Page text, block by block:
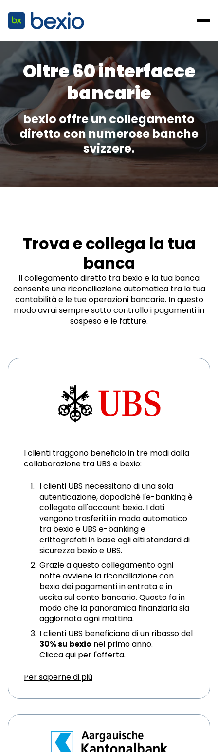
Oltre 60 interfacce
bancarie
bexio offre un collegamento
diretto con numerose banche
svizzere.
Trova e collega la tua
banca
Il collegamento diretto tra bexio e la tua banca
consente una riconciliazione automatica tra la tua
contabilità e le tue operazioni bancarie. In questo
modo avrai sempre sotto controllo i pagamenti in
sospeso e le fatture.
I clienti traggono beneficio in tre modi dalla
collaborazione tra UBS e bexio:
I clienti UBS necessitano di una sola
autenticazione, dopodiché l'e-banking è
collegato all'account bexio. I dati
vengono trasferiti in modo automatico
tra bexio e UBS e-banking e
crittografati in base agli alti standard di
sicurezza bexio e UBS.
Grazie a questo collegamento ogni
notte avviene la riconciliazione con
bexio dei pagamenti in entrata e in
uscita sul conto bancario. Questo fa in
modo che la panoramica finanziaria sia
aggiornata ogni mattina.
I clienti UBS beneficiano di un ribasso del
30% su bexio nel primo anno.
Clicca qui per l'offerta.
Per saperne di più